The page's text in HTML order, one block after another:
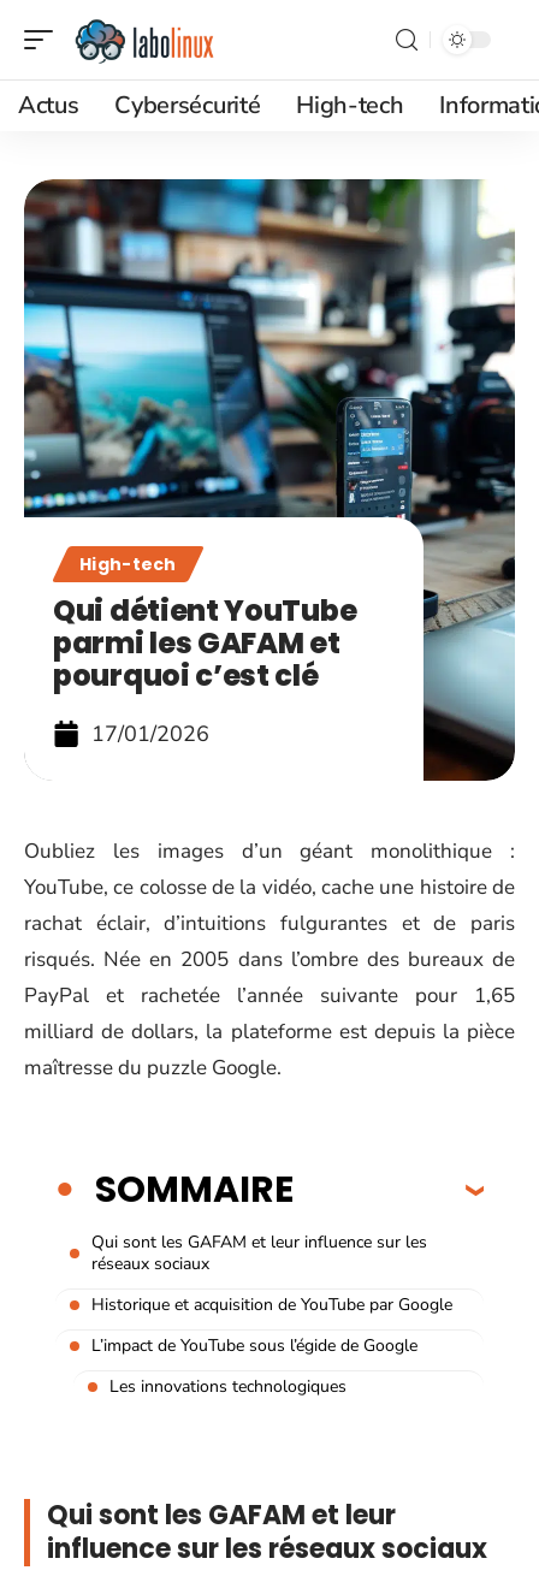
Actus Cybersécurité High-tech
High-tech
Qui détient YouTube
parmi les GAFAM et
pourquoi c’est clé
17/01/2026
Oubliez les images d’un géant monolithique :
YouTube, ce colosse de la vidéo, cache une histoire de
rachat éclair, d’intuitions fulgurantes et de paris
risqués. Née en 2005 dans l’ombre des bureaux de
PayPal et rachetée l’année suivante pour 1,65
milliard de dollars, la plateforme est depuis la pièce
maîtresse du puzzle Google.
SOMMAIRE
Qui sont les GAFAM et leur influence sur les
réseaux sociaux
Historique et acquisition de YouTube par Google
L’impact de YouTube sous l’égide de Google
Les innovations technologiques
Qui sont les GAFAM et leur
influence sur les réseaux sociaux